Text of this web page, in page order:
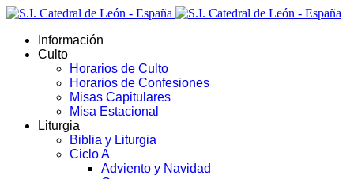
Información
Culto
Horarios de Culto
Horarios de Confesiones
Misas Capitulares
Misa Estacional
Liturgia
Biblia y Liturgia
Ciclo A
Adviento y Navidad